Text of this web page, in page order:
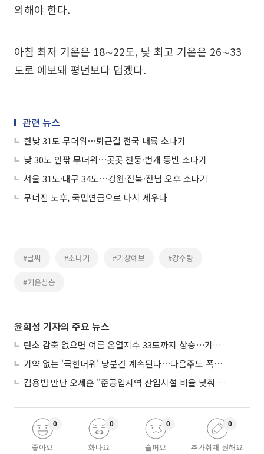
의해야 한다.
아침 최저 기온은 18∼22도, 낮 최고 기온은 26∼33
도로 예보돼 평년보다 덥겠다.
관련 뉴스
한낮 31도 무더위⋯퇴근길 전국 내륙 소나기
낮 30도 안팎 무더위⋯곳곳 천둥·번개 동반 소나기
서울 31도·대구 34도⋯강원·전북·전남 오후 소나기
무너진 노후, 국민연금으로 다시 세우다
#날씨 #소나기 #기상예보 #강수량
#기온상승
윤희성 기자의 주요 뉴스
탄소 감축 없으면 여름 온열지수 33도까지 상승⋯기상청, 2100년 미래전망
기약 없는 '극한더위' 당분간 계속된다⋯다음주도 폭염·열대야 지속
김용범 만난 오세훈 "준공업지역 산업시설 비율 낮춰 공급 늘려야"
좋아요
0
화나요
0
슬퍼요
0
추가취재 원해요
0